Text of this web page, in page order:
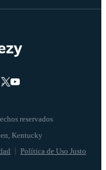
reservados
Política de Uso Justo